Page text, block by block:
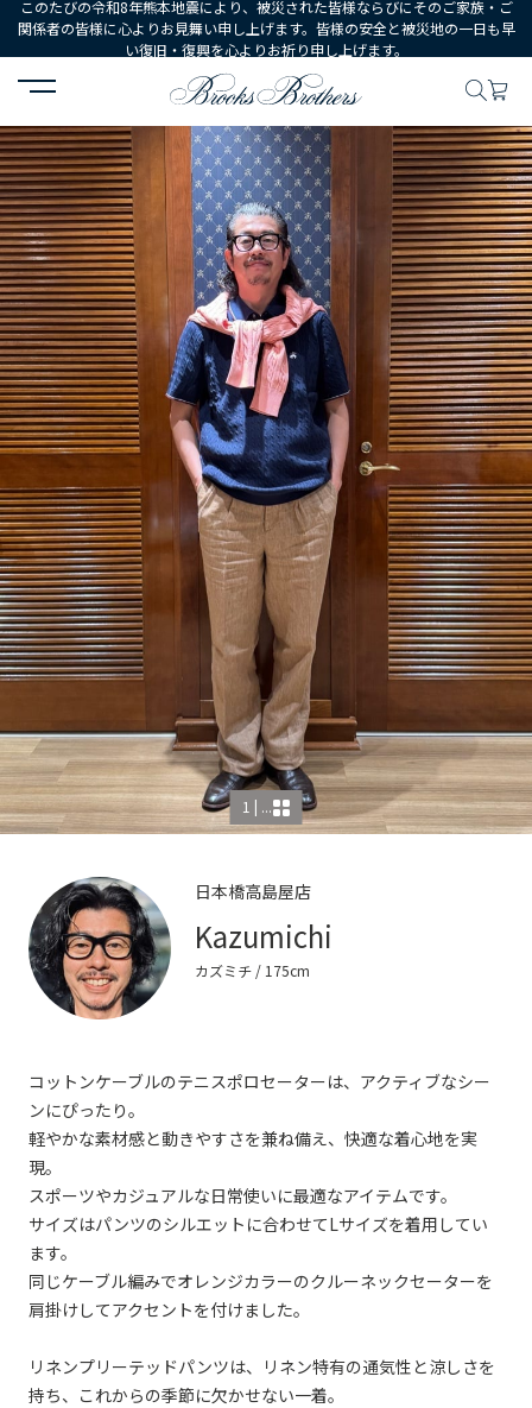
このたびの令和8年熊本地震により、被災された皆様ならびにそのご家族・ご
関係者の皆様に心よりお見舞い申し上げます。皆様の安全と被災地の一日も早
い復旧・復興を心よりお祈り申し上げます。
HOME コーディネート コーディネート詳細
1 | ...
日本橋高島屋店
Kazumichi
カズミチ/ 175cm
コットンケーブルのテニスポロセーターは、アクティブなシー
ンにぴったり。
軽やかな素材感と動きやすさを兼ね備え、快適な着心地を実
現。
スポーツやカジュアルな日常使いに最適なアイテムです。
サイズはパンツのシルエットに合わせてLサイズを着用してい
ます。
同じケーブル編みでオレンジカラーのクルーネックセーターを
肩掛けしてアクセントを付けました。
リネンプリーテッドパンツは、リネン特有の通気性と涼しさを
持ち、これからの季節に欠かせない一着。